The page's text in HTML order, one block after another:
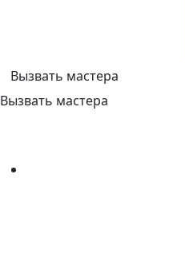
Вызвать мастера
Вызвать мастера